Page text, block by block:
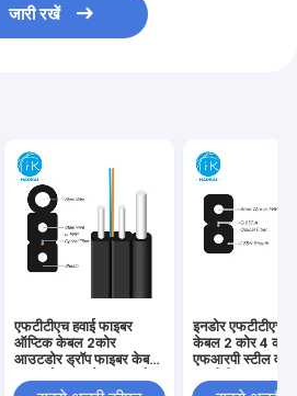
जारी रखें
एफटीटीएच हवाई फाइबर
ऑप्टिक केबल 2कोर
आउटडोर ड्रॉप फाइबर केबल
साथ
इनडोर एफटीटीएच
केबल 2 कोर 4 कोर
एफआरपी स्टील